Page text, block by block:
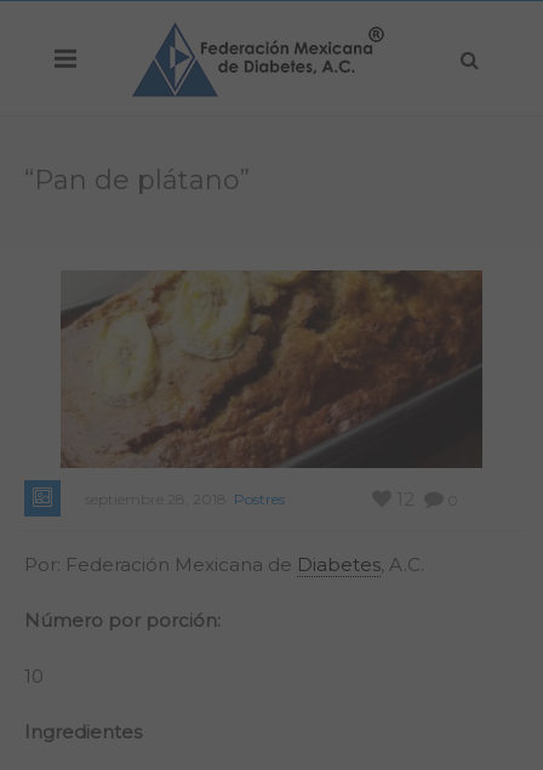
“Pan de plátano”
Postres
Por: Federación Mexicana de Diabetes, A.C.
Número por porción:
10
Ingredientes